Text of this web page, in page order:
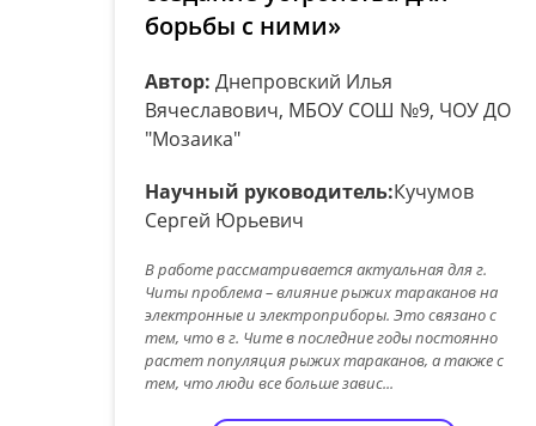
борьбы с ними»
Автор: Днепровский Илья
Вячеславович, МБОУ СОШ №9, ЧОУ ДО
"Мозаика"
Научный руководитель:Кучумов
Сергей Юрьевич
В работе рассматривается актуальная для г.
Читы проблема – влияние рыжих тараканов на
электронные и электроприборы. Это связано с
тем, что в г. Чите в последние годы постоянно
растет популяция рыжих тараканов, а также с
тем, что люди все больше завис...